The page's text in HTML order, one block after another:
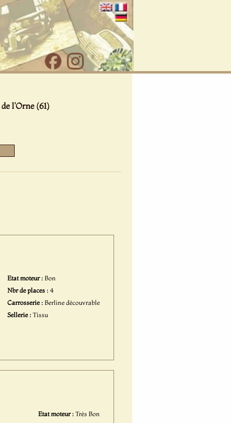
de l'Orne (61)
Etat moteur :Bon
Nbr de places :4
Carrosserie :Berline découvrable
Sellerie :Tissu
Etat moteur :Très Bon